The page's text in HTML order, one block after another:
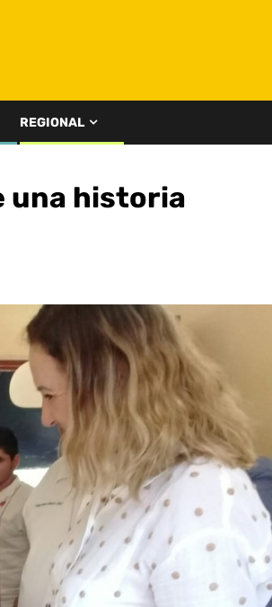
REGIONAL
una historia